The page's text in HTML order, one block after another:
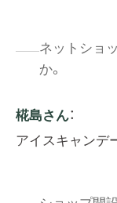
ネットショ
か。
椛島さん：
アイスキャンデ